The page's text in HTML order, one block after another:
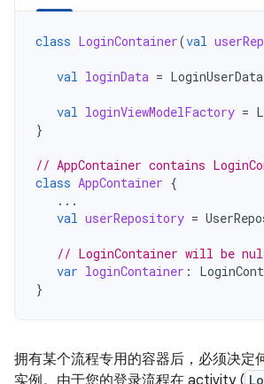
class LoginContainer(val
val loginData = LoginUserData
val loginViewModelFactory =
}
// AppContainer contains
class AppContainer {
...
val userRepository =
// LoginContainer will be
var loginContainer :
}
拥有某个流程专用的容器后，必须决定